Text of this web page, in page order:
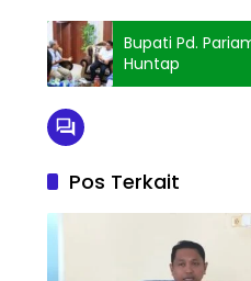
Bupati Pd.
Huntap
Pos Terkait